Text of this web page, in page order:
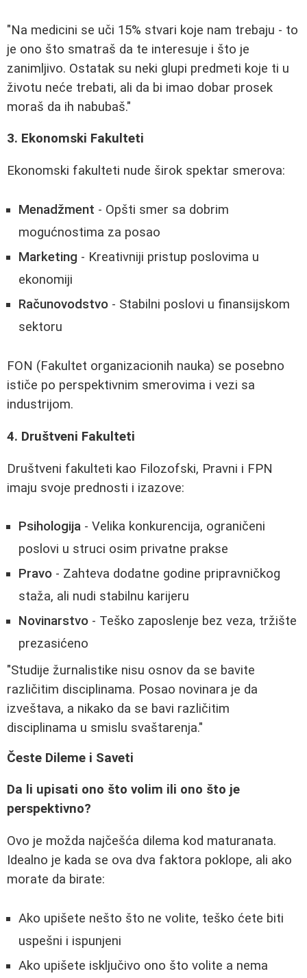
"Na medicini se uči 15% stvari koje nam trebaju - to
je ono što smatraš da te interesuje i što je
zanimljivo. Ostatak su neki glupi predmeti koje ti u
životu neće trebati, ali da bi imao dobar prosek
moraš da ih nabubaš."
3. Ekonomski Fakulteti
Ekonomski fakulteti nude širok spektar smerova:
Menadžment - Opšti smer sa dobrim
mogućnostima za posao
Marketing - Kreativniji pristup poslovima u
ekonomiji
Računovodstvo - Stabilni poslovi u finansijskom
sektoru
FON (Fakultet organizacionih nauka) se posebno
ističe po perspektivnim smerovima i vezi sa
industrijom.
4. Društveni Fakulteti
Društveni fakulteti kao Filozofski, Pravni i FPN
imaju svoje prednosti i izazove:
Psihologija - Velika konkurencija, ograničeni
poslovi u struci osim privatne prakse
Pravo - Zahteva dodatne godine pripravničkog
staža, ali nudi stabilnu karijeru
Novinarstvo - Teško zaposlenje bez veza, tržište
prezasićeno
"Studije žurnalistike nisu osnov da se bavite
različitim disciplinama. Posao novinara je da
izveštava, a nikako da se bavi različitim
disciplinama u smislu svaštarenja."
Česte Dileme i Saveti
Da li upisati ono što volim ili ono što je
perspektivno?
Ovo je možda najčešća dilema kod maturanata.
Idealno je kada se ova dva faktora poklope, ali ako
morate da birate:
Ako upišete nešto što ne volite, teško ćete biti
uspešni i ispunjeni
Ako upišete isključivo ono što volite a nema